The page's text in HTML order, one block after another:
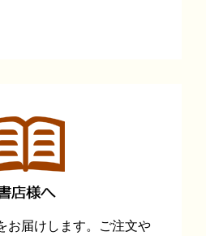
お届けします。ご注文や